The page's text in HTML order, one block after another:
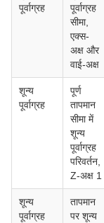
पूर्वाग्रह
पूर्वाग्रह
सीमा,
एक्स-
अक्ष और
वाई-अक्ष
शून्य
पूर्वाग्रह
पूर्ण
तापमान
सीमा में
शून्य
पूर्वाग्रह
परिवर्तन,
Z-अक्ष 1
शून्य
पूर्वाग्रह
तापमान
पर शून्य